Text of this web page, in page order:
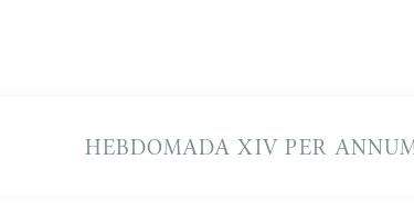
HEBDOMADA XIV PER